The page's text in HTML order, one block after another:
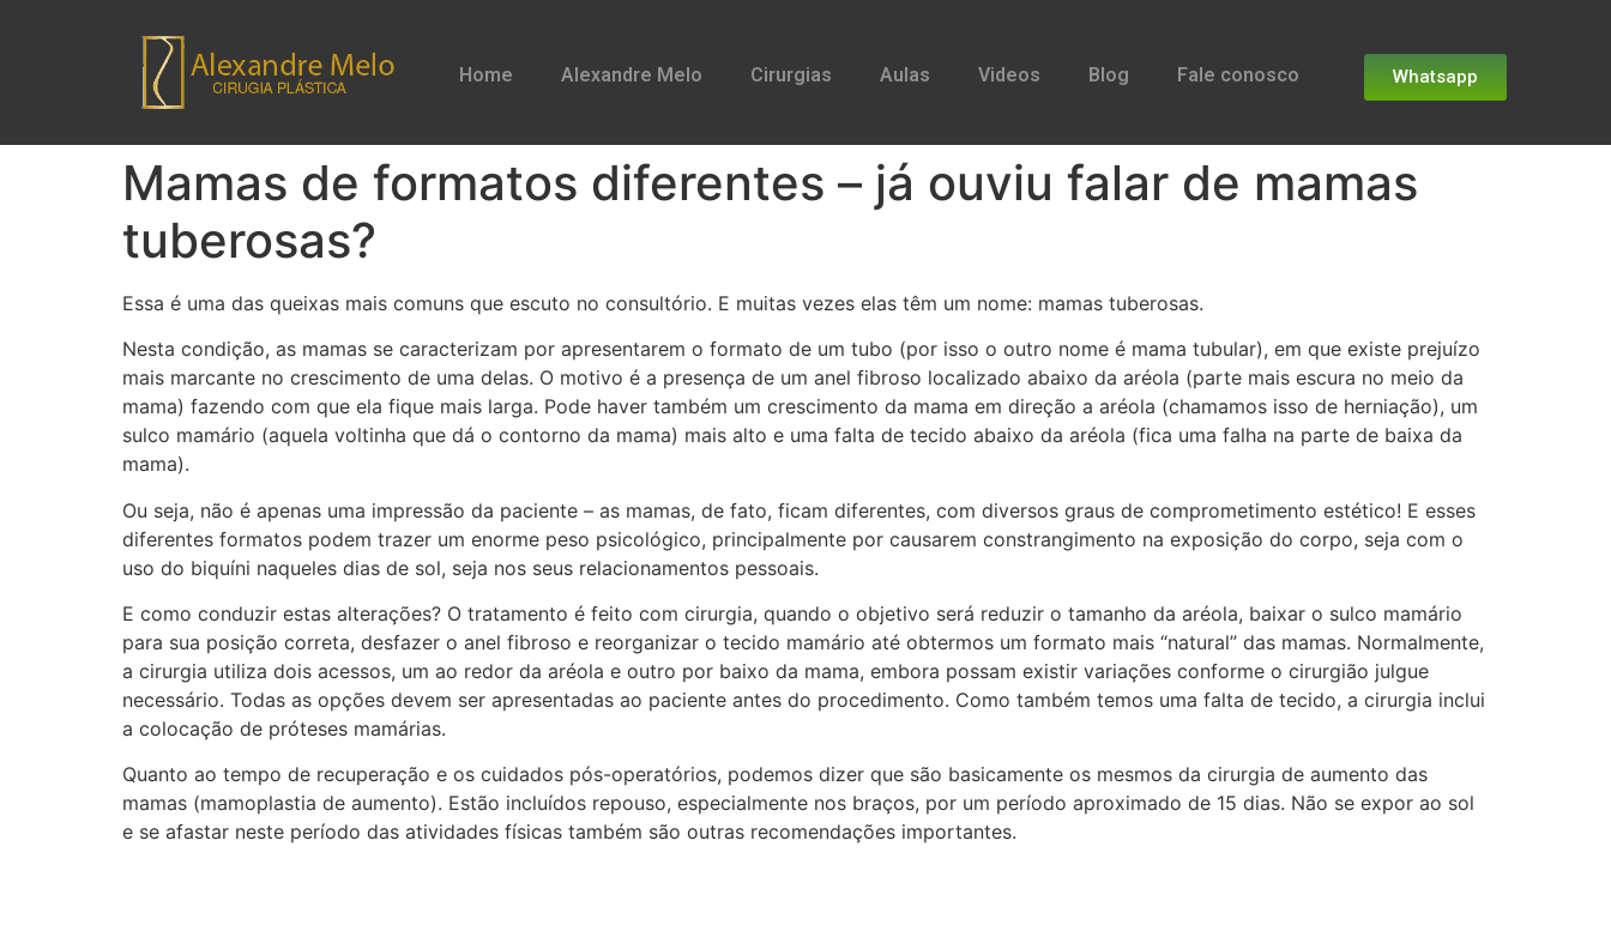
Home Alexandre Melo Cirurgias Aulas Videos Blog Fale conosco Whatsapp
Mamas de formatos diferentes – já ouviu falar de mamas
tuberosas?
Essa é uma das queixas mais comuns que escuto no consultório. E muitas vezes elas têm um nome: mamas tuberosas.
Nesta condição, as mamas se caracterizam por apresentarem o formato de um tubo (por isso o outro nome é mama tubular), em que existe prejuízo
mais marcante no crescimento de uma delas. O motivo é a presença de um anel fibroso localizado abaixo da aréola (parte mais escura no meio da
mama) fazendo com que ela fique mais larga. Pode haver também um crescimento da mama em direção a aréola (chamamos isso de herniação), um
sulco mamário (aquela voltinha que dá o contorno da mama) mais alto e uma falta de tecido abaixo da aréola (fica uma falha na parte de baixa da
mama).
Ou seja, não é apenas uma impressão da paciente – as mamas, de fato, ficam diferentes, com diversos graus de comprometimento estético! E esses
diferentes formatos podem trazer um enorme peso psicológico, principalmente por causarem constrangimento na exposição do corpo, seja com o
uso do biquíni naqueles dias de sol, seja nos seus relacionamentos pessoais.
E como conduzir estas alterações? O tratamento é feito com cirurgia, quando o objetivo será reduzir o tamanho da aréola, baixar o sulco mamário
para sua posição correta, desfazer o anel fibroso e reorganizar o tecido mamário até obtermos um formato mais “natural” das mamas. Normalmente,
a cirurgia utiliza dois acessos, um ao redor da aréola e outro por baixo da mama, embora possam existir variações conforme o cirurgião julgue
necessário. Todas as opções devem ser apresentadas ao paciente antes do procedimento. Como também temos uma falta de tecido, a cirurgia inclui
a colocação de próteses mamárias.
Quanto ao tempo de recuperação e os cuidados pós-operatórios, podemos dizer que são basicamente os mesmos da cirurgia de aumento das
mamas (mamoplastia de aumento). Estão incluídos repouso, especialmente nos braços, por um período aproximado de 15 dias. Não se expor ao sol
e se afastar neste período das atividades físicas também são outras recomendações importantes.